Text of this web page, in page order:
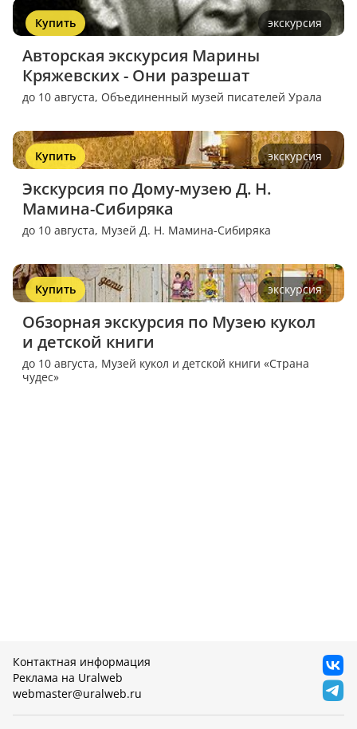
Купить экскурсия
Авторская экскурсия Марины
Кряжевских - Они разрешат
до 10 августа, Объединенный музей писателей Урала
Купить экскурсия
Экскурсия по Дому-музею Д. Н.
Мамина-Сибиряка
до 10 августа, Музей Д. Н. Мамина-Сибиряка
Купить экскурсия
Обзорная экскурсия по Музею кукол
и детской книги
до 10 августа, Музей кукол и детской книги «Страна
чудес»
Контактная информация
Реклама на Uralweb
webmaster@uralweb.ru